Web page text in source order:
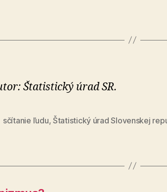
Štatistický úrad SR.
sčítanie ľudu, Štatistický úrad Slovenskej